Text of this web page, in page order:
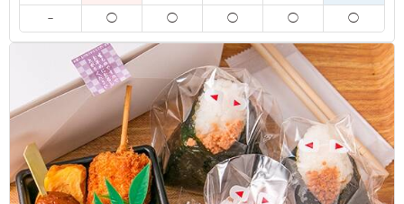
5.0 日本テレビ放送網株式会社
しっかりとした味付けのお魚に固すぎず、柔らかすぎず、
焼き具合がとてもちょうどよくいつも美味しくいただいて
います！お魚だけで大大大満足なのに、それにプラス、卵
も唐揚げもとても美味しく、午後も大変頑張れてスタッフ
の皆さんに大変好評でした！
ご利用シーン：ロケ・撮影›取材
東京都港区東新橋2026/07/29
－ ◯ ◯ ◯ ◯ ◯